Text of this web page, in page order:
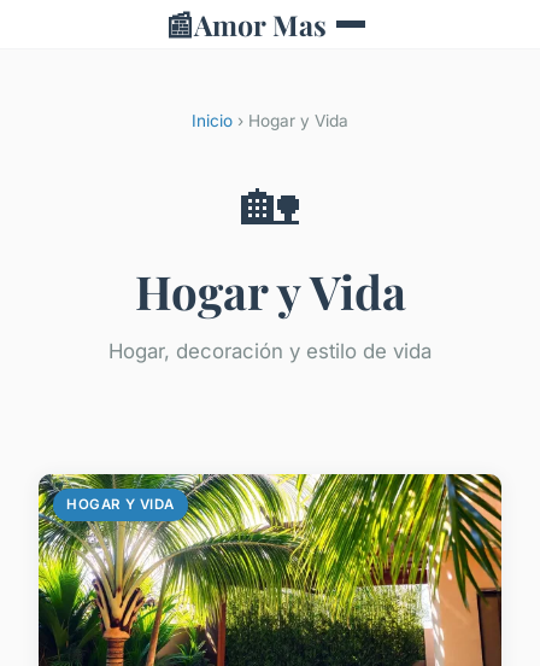
📰Amor Mas
Inicio › Hogar y Vida
🏡
Hogar y Vida
Hogar, decoración y estilo de vida
HOGAR Y VIDA